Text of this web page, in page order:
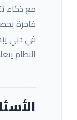
مع ذكاء
فاخرة
في دبي
النظام